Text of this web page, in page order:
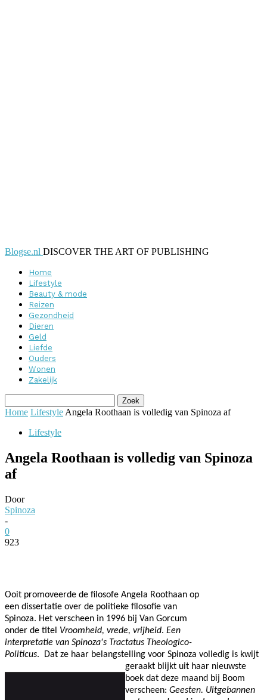
Blogse.nl DISCOVER THE ART OF PUBLISHING
Home
Lifestyle
Beauty & mode
Reizen
Gezondheid
Dieren
Geld
Liefde
Ouders
Wonen
Zakelijk
Home Lifestyle Angela Roothaan is volledig van Spinoza af
Lifestyle
Angela Roothaan is volledig van Spinoza
af
Door
Spinoza
-
0
923
Ooit promoveerde de filosofe Angela Roothaan op
een dissertatie over de politieke filosofie van
Spinoza. Het verscheen in 1996 bij Van Gorcum
onder de titel Vroomheid, vrede, vrijheid. Een
interpretatie van Spinoza's Tractatus Theologico-
Politicus. Dat ze haar belangstelling voor Spinoza volledig is kwijt
geraakt blijkt uit haar nieuwste
boek dat deze maand bij Boom
verscheen: Geesten. Uitgebannen